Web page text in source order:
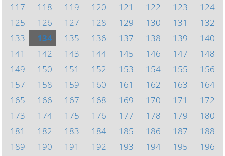
117
118 119 120 121 122 123
124
125
126 127 128 129 130 131
132
133
134 135 136 137 138 139
140
141
142 143 144 145 146 147
148
149
150 151 152 153 154 155
156
157
158 159 160 161 162 163
164
165
166 167 168 169 170 171
172
173
174 175 176 177 178 179
180
181
182 183 184 185 186 187
188
189
190 191 192 193 194 195
196